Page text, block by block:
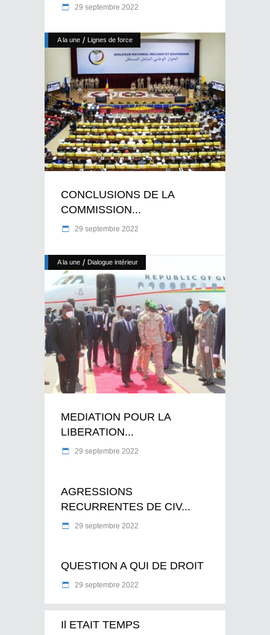
29 septembre 2022
A la une / Lignes de force
CONCLUSIONS DE LA
COMMISSION...
29 septembre 2022
A la une / Dialogue intérieur
MEDIATION POUR LA
LIBERATION...
29 septembre 2022
AGRESSIONS
RECURRENTES DE CIV...
29 septembre 2022
QUESTION A QUI DE DROIT
29 septembre 2022
Il ETAIT TEMPS